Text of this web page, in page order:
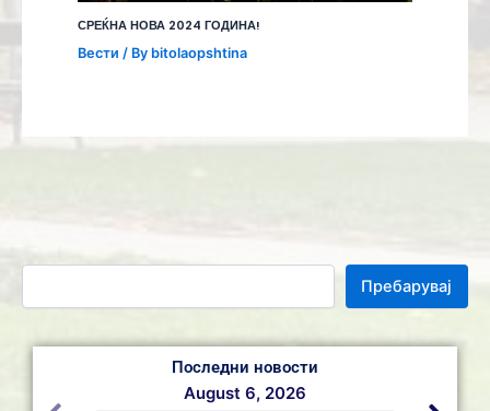
Пребарувај
Последни новости
August 6, 2026
СРЕЌНА НОВА 2024 ГОДИНА!
Вести / By bitolaopshtina